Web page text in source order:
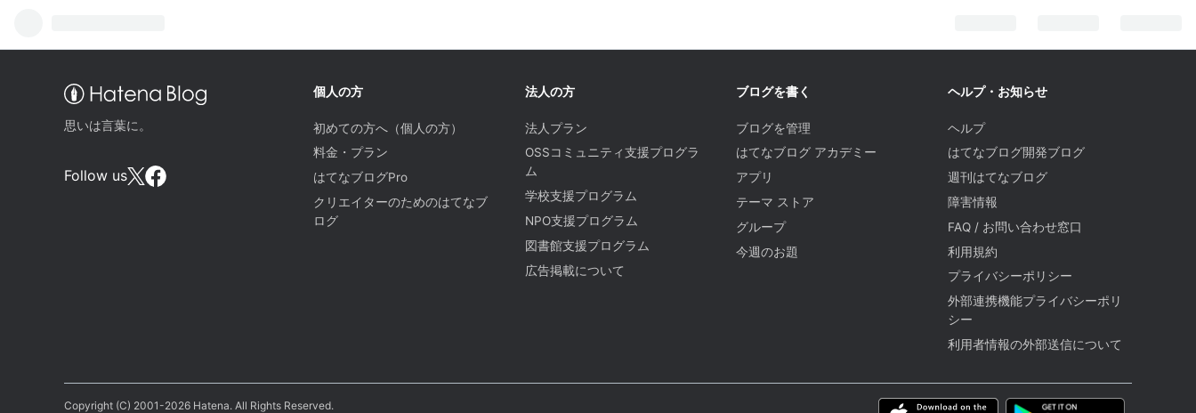
思いは言葉に。
Follow us
個人の方
初めての方へ（個人の方）
料金・プラン
はてなブログPro
クリエイターのためのはてなブ
ログ
法人の方
法人プラン
OSSコミュニティ支援プログラ
ム
学校支援プログラム
NPO支援プログラム
図書館支援プログラム
広告掲載について
ブログを書く
ブログを管理
はてなブログ アカデミー
アプリ
テーマ ストア
グループ
今週のお題
ヘルプ・お知らせ
ヘルプ
はてなブログ開発ブログ
週刊はてなブログ
障害情報
FAQ / お問い合わせ窓口
利用規約
プライバシーポリシー
外部連携機能プライバシーポリ
シー
利用者情報の外部送信について
Copyright (C) 2001-2026 Hatena. All Rights Reserved.